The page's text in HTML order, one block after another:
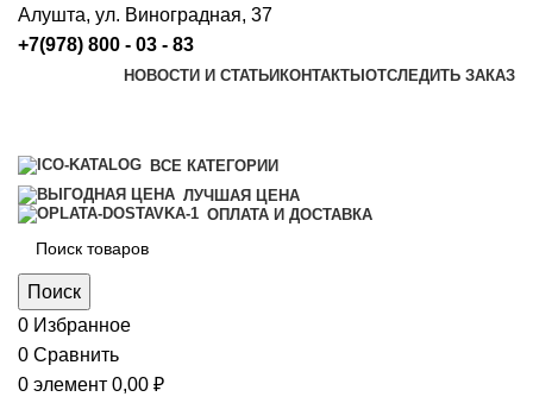
Алушта, ул. Виноградная, 37
+7(978) 800 - 03 - 83
НОВОСТИ И СТАТЬИ КОНТАКТЫ ОТСЛЕДИТЬ ЗАКАЗ
ВСЕ КАТЕГОРИИ
ЛУЧШАЯ ЦЕНА
ОПЛАТА И ДОСТАВКА
Поиск
0 Избранное
0 Сравнить
0 элемент 0,00 ₽